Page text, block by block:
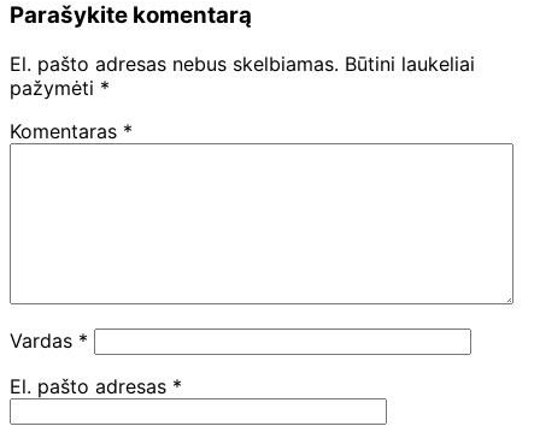
Parašykite komentarą
El. pašto adresas nebus skelbiamas. Būtini laukeliai
pažymėti *
Komentaras *
Vardas *
El. pašto adresas *